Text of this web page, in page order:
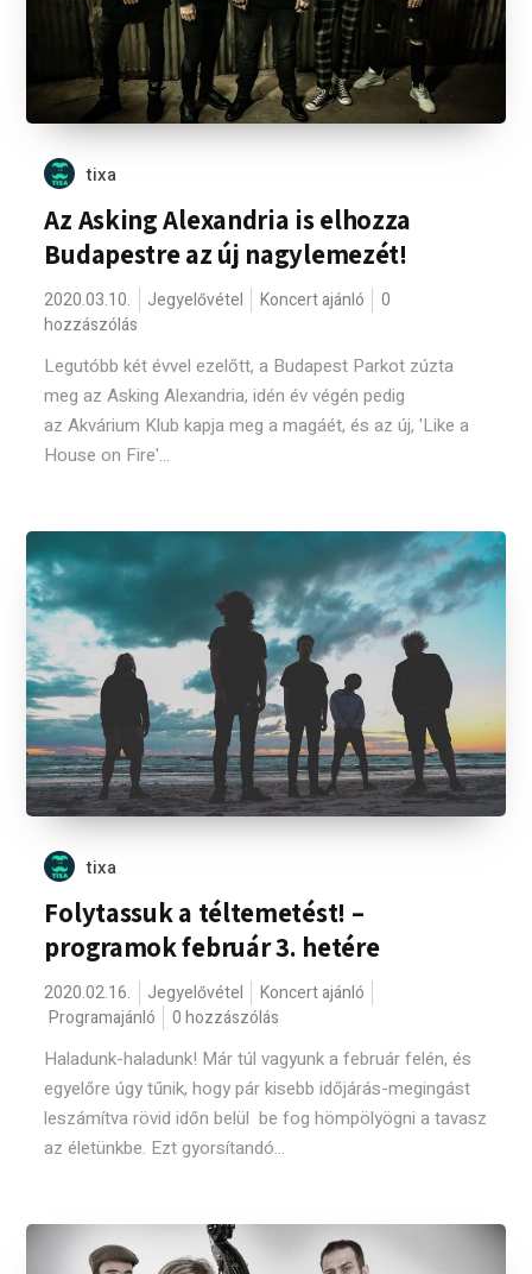
tixa
Az Asking Alexandria is elhozza
Budapestre az új nagylemezét!
2020.03.10. Jegyelővétel Koncert ajánló
0
hozzászólás
Legutóbb két évvel ezelőtt, a Budapest Parkot zúzta
meg az Asking Alexandria, idén év végén pedig
az Akvárium Klub kapja meg a magáét, és az új, 'Like a
House on Fire'...
tixa
Folytassuk a téltemetést! –
programok február 3. hetére
2020.02.16. Jegyelővétel
Koncert ajánló
Programajánló
0 hozzászólás
Haladunk-haladunk! Már túl vagyunk a február felén, és
egyelőre úgy tűnik, hogy pár kisebb időjárás-megingást
leszámítva rövid időn belül be fog hömpölyögni a tavasz
az életünkbe. Ezt gyorsítandó...